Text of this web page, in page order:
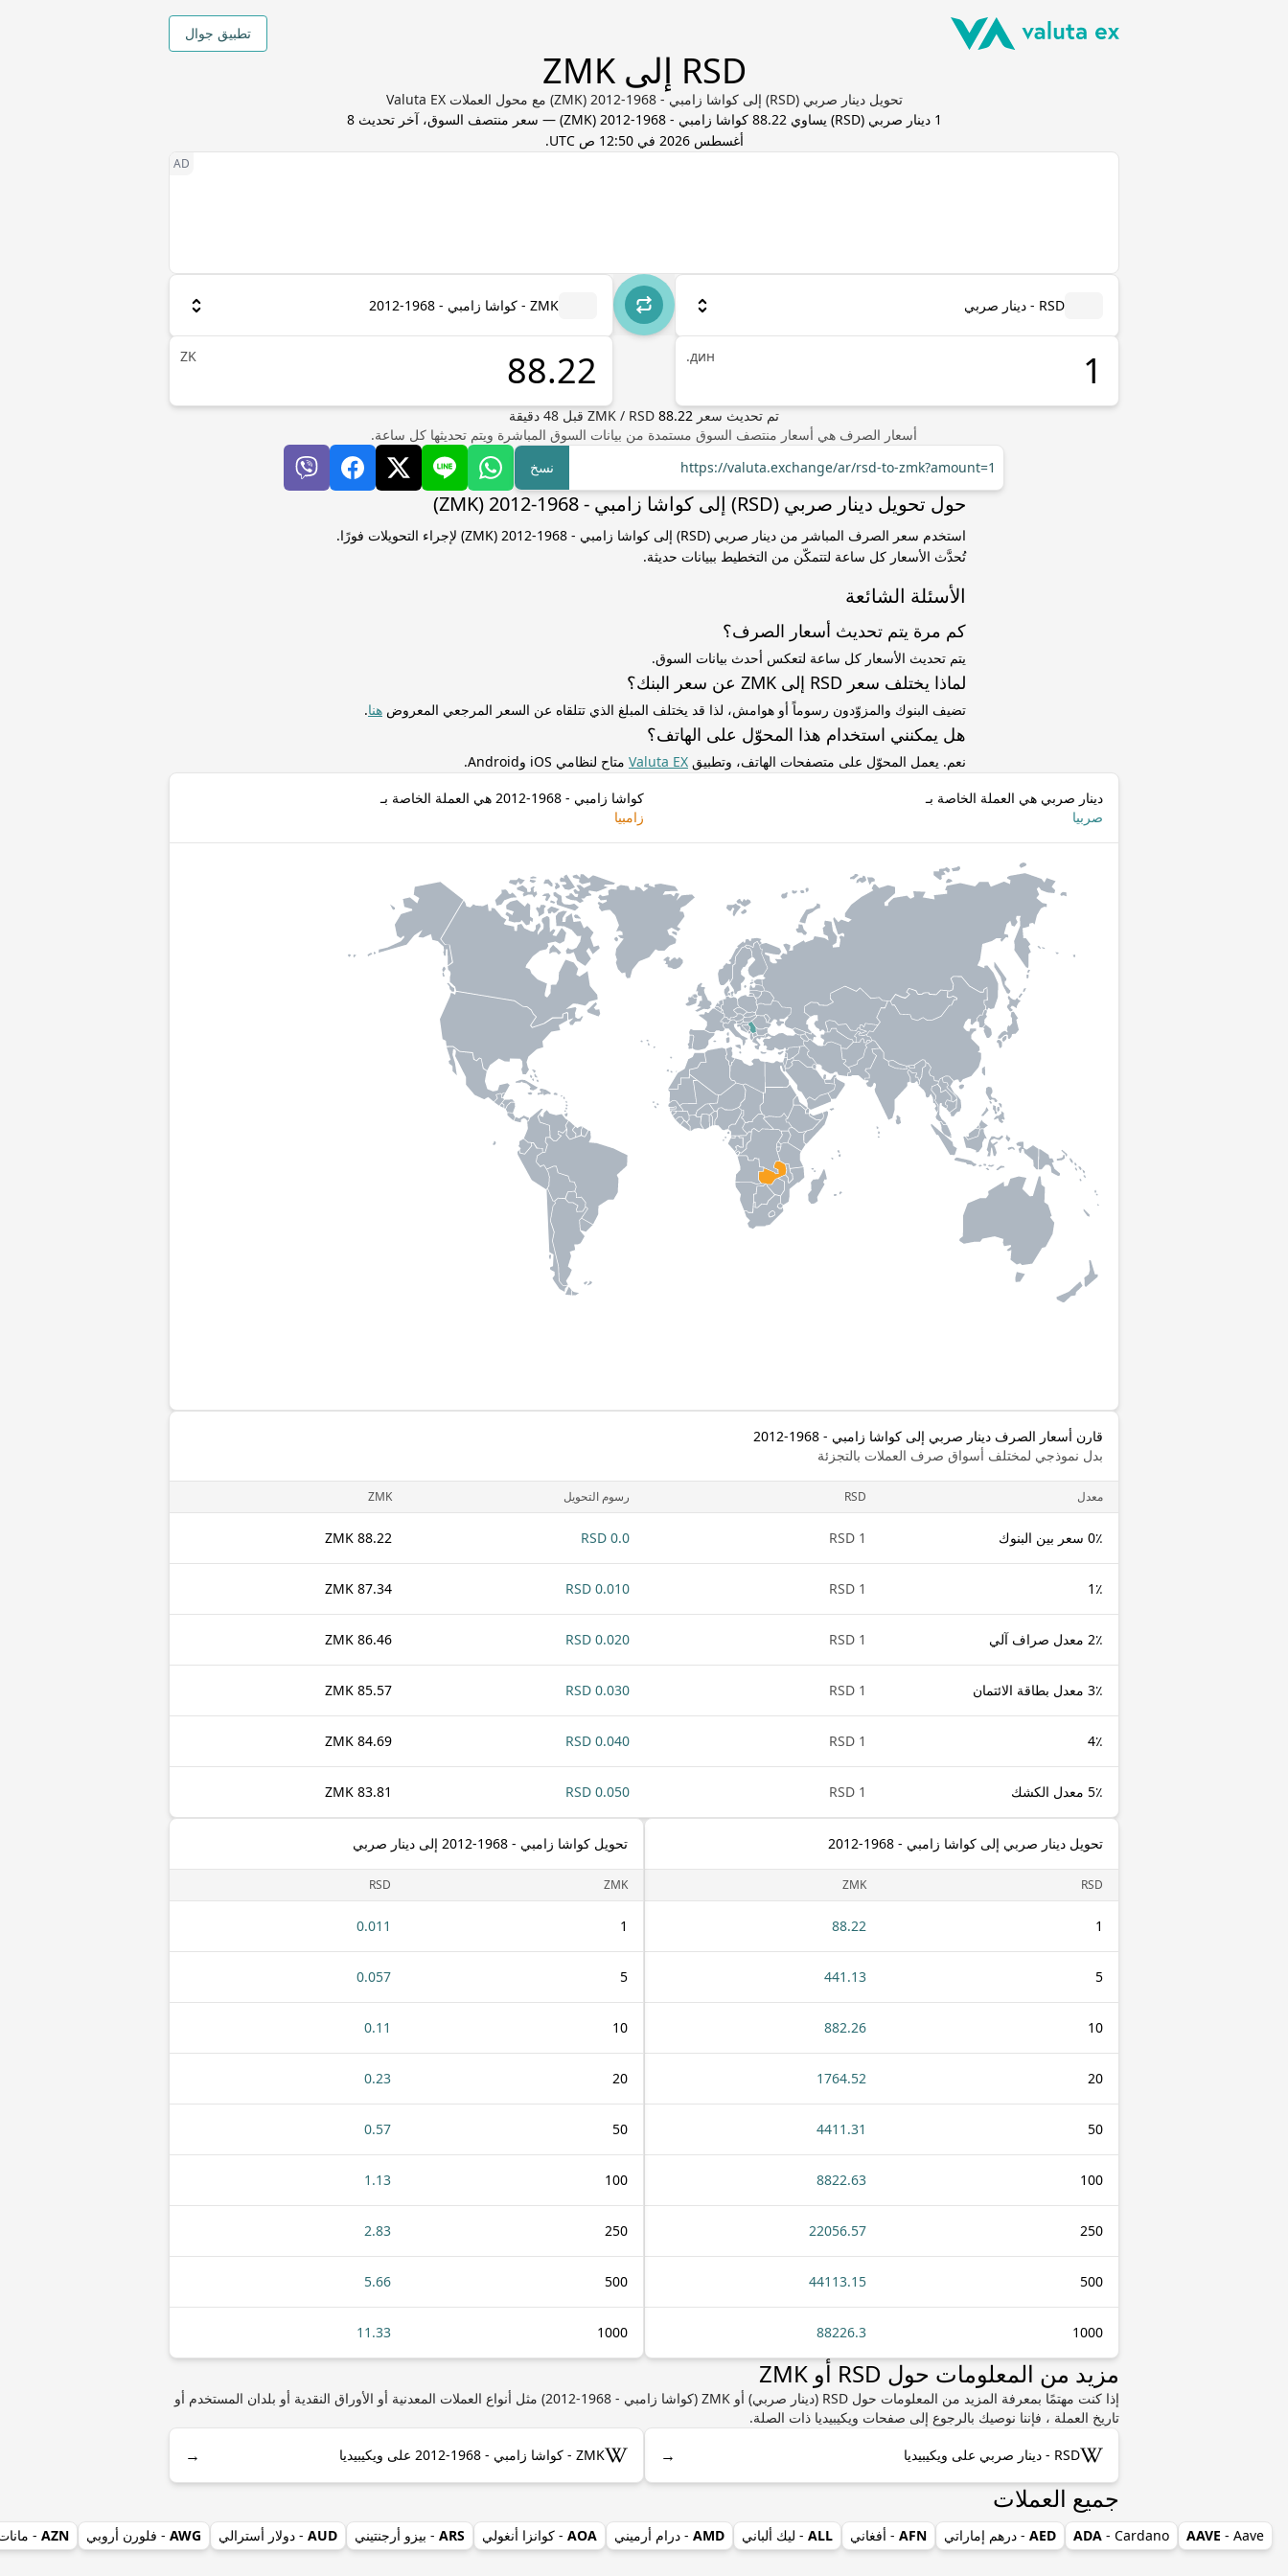
تطبيق جوال
RSD إلى ZMK
تحويل دينار صربي (RSD) إلى كواشا زامبي - 1968-2012 (ZMK) مع محول العملات Valuta EX
1 دينار صربي (
RSD) يساوي88.22 كواشا زامبي - 1968-2012 (
ZMK) — سعر منتصف السوق، آخر تحديث8
أغسطس 2026 في 12:50 ص UTC
.
RSD - دينار صربي
дин.
ZMK - كواشا زامبي - 1968-2012
ZK
تم تحديث سعر ZMK / RSD 88.22 قبل 48 دقيقة
أسعار الصرف هي أسعار منتصف السوق مستمدة من بيانات السوق المباشرة ويتم تحديثها كل ساعة.
https://valuta.exchange/ar/rsd-to-zmk?amount=1
نسخ
حول تحويل دينار صربي (RSD) إلى كواشا زامبي - 1968-2012 (ZMK)
استخدم سعر الصرف المباشر من دينار صربي (RSD) إلى كواشا زامبي - 1968-2012 (ZMK) لإجراء التحويلات فورًا.
تُحدَّث الأسعار كل ساعة لتتمكّن من التخطيط ببيانات حديثة.
الأسئلة الشائعة
كم مرة يتم تحديث أسعار الصرف؟
يتم تحديث الأسعار كل ساعة لتعكس أحدث بيانات السوق.
لماذا يختلف سعر RSD إلى ZMK عن سعر البنك؟
تضيف البنوك والمزوّدون رسوماً أو هوامش، لذا قد يختلف المبلغ الذي تتلقاه عن السعر المرجعي المعروض هنا.
هل يمكنني استخدام هذا المحوّل على الهاتف؟
نعم. يعمل المحوّل على متصفحات الهاتف، وتطبيق Valuta EX متاح لنظامي iOS وAndroid.
دينار صربي هي العملة الخاصة بـ
صربيا
كواشا زامبي - 1968-2012 هي العملة الخاصة بـ
زامبيا
قارن أسعار الصرف دينار صربي إلى كواشا زامبي - 1968-2012
بدل نموذجي لمختلف أسواق صرف العملات بالتجزئة
معدل RSD رسوم التحويل ZMK
0٪ سعر بين البنوك 1 RSD
0.0 RSD
88.22 ZMK
1٪ 1 RSD
0.010 RSD
87.34 ZMK
2٪ معدل صراف آلي 1 RSD
0.020 RSD
86.46 ZMK
3٪ معدل بطاقة الائتمان 1 RSD
0.030 RSD
85.57 ZMK
4٪ 1 RSD
0.040 RSD
84.69 ZMK
5٪ معدل الكشك 1 RSD
0.050 RSD
83.81 ZMK
تحويل دينار صربي إلى كواشا زامبي - 1968-2012
RSD
ZMK
1
88.22
5
441.13
10
882.26
20
1764.52
50
4411.31
100
8822.63
250
22056.57
500
44113.15
1000
88226.3
تحويل كواشا زامبي - 1968-2012 إلى دينار صربي
ZMK
RSD
1
0.011
5
0.057
10
0.11
20
0.23
50
0.57
100
1.13
250
2.83
500
5.66
1000
11.33
مزيد من المعلومات حول RSD أو ZMK
إذا كنت مهتمًا بمعرفة المزيد من المعلومات حول RSD (دينار صربي) أو ZMK (كواشا زامبي - 1968-2012) مثل أنواع العملات المعدنية أو الأوراق النقدية أو بلدان المستخدم أو
تاريخ العملة ، فإننا نوصيك بالرجوع إلى صفحات ويكيبيديا ذات الصلة.
RSD - دينار صربي على ويكيبيديا → ZMK - كواشا زامبي - 1968-2012 على ويكيبيديا →
جميع العملات
AAVE - Aave
ADA - Cardano
AED - درهم إماراتي AFN - أفغاني ALL - ليك ألباني AMD - درام أرميني AOA - كوانزا أنغولي ARS - بيزو أرجنتيني AUD - دولار أسترالي AWG - فلورن أروبي AZN
-